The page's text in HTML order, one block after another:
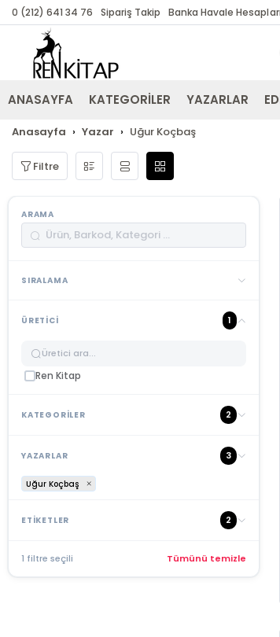
0 (212) 641 34 76 Sipariş Takip Banka Havale Hesapları
ANASAYFA KATEGORİLER YAZARLAR
Anasayfa Yazar Uğur Koçbaş
Filtre
ARAMA
SIRALAMA
ÜRETICI 1
Ren Kitap
KATEGORİLER 2
YAZARLAR 3
Uğur Koçbaş
ETİKETLER 2
1 filtre seçili Tümünü temizle